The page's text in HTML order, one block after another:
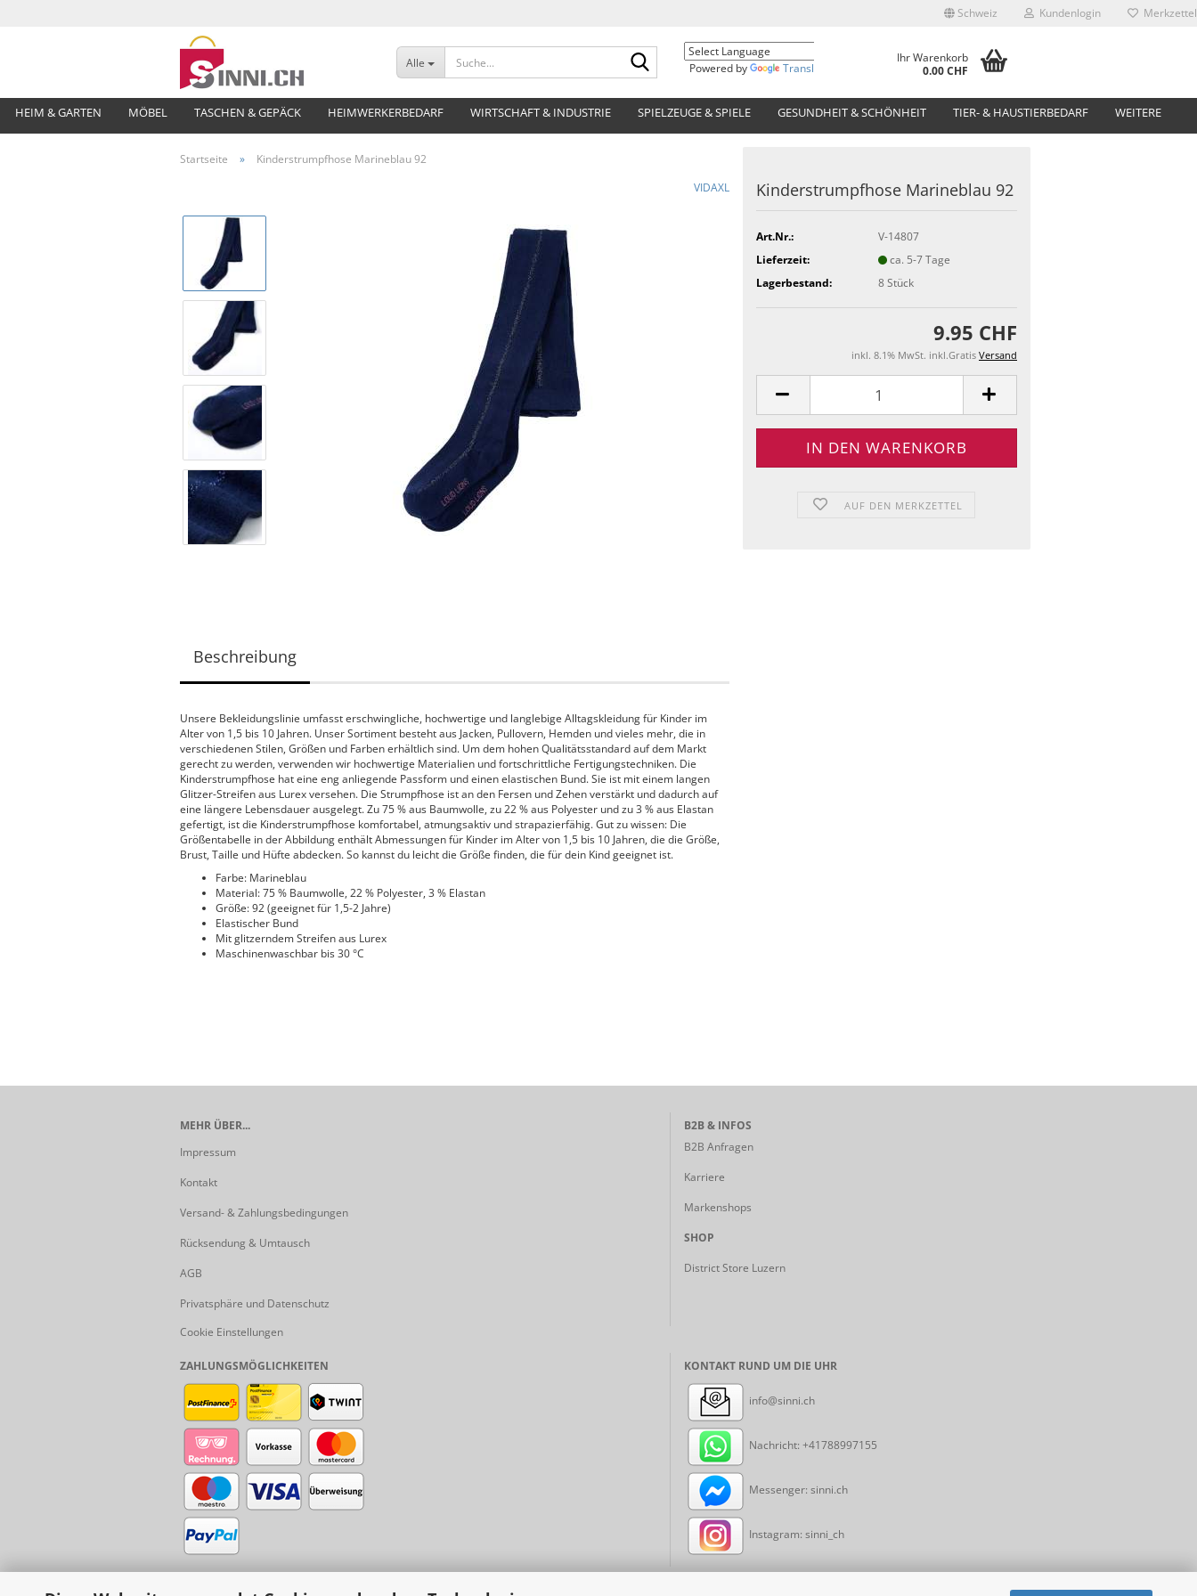
Schweiz Kundenlogin Merkzettel
Alle
Suche...
Powered by
Translate
Ihr Warenkorb
0.00 CHF
HEIM & GARTEN MÖBEL TASCHEN & GEPÄCK HEIMWERKERBEDARF WIRTSCHAFT & INDUSTRIE SPIELZEUGE & SPIELE GESUNDHEIT & SCHÖNHEIT TIER- & HAUSTIERBEDARF WEITERE
Startseite »
Kinderstrumpfhose Marineblau 92
VIDAXL
Kinderstrumpfhose Marineblau 92
Art.Nr.:
V-14807
Lieferzeit:
ca. 5-7 Tage
Lagerbestand:
8Stück
9.95 CHF
inkl. 8.1% MwSt. inkl.Gratis Versand
AUF DEN MERKZETTEL
Beschreibung
Unsere Bekleidungslinie umfasst erschwingliche, hochwertige und langlebige Alltagskleidung für Kinder im
Alter von 1,5 bis 10 Jahren. Unser Sortiment besteht aus Jacken, Pullovern, Hemden und vieles mehr, die in
verschiedenen Stilen, Größen und Farben erhältlich sind. Um dem hohen Qualitätsstandard auf dem Markt
gerecht zu werden, verwenden wir hochwertige Materialien und fortschrittliche Fertigungstechniken. Die
Kinderstrumpfhose hat eine eng anliegende Passform und einen elastischen Bund. Sie ist mit einem langen
Glitzer-Streifen aus Lurex versehen. Die Strumpfhose ist an den Fersen und Zehen verstärkt und dadurch auf
eine längere Lebensdauer ausgelegt. Zu 75 % aus Baumwolle, zu 22 % aus Polyester und zu 3 % aus Elastan
gefertigt, ist die Kinderstrumpfhose komfortabel, atmungsaktiv und strapazierfähig. Gut zu wissen: Die
Größentabelle in der Abbildung enthält Abmessungen für Kinder im Alter von 1,5 bis 10 Jahren, die die Größe,
Brust, Taille und Hüfte abdecken. So kannst du leicht die Größe finden, die für dein Kind geeignet ist.
Farbe: Marineblau
Material: 75 % Baumwolle, 22 % Polyester, 3 % Elastan
Größe: 92 (geeignet für 1,5-2 Jahre)
Elastischer Bund
Mit glitzerndem Streifen aus Lurex
Maschinenwaschbar bis 30 °C
MEHR ÜBER...
Impressum
Kontakt
Versand- & Zahlungsbedingungen
Rücksendung & Umtausch
AGB
Privatsphäre und Datenschutz
Cookie Einstellungen
B2B & INFOS
B2B Anfragen
Karriere
Markenshops
SHOP
District Store Luzern
ZAHLUNGSMÖGLICHKEITEN KONTAKT RUND UM DIE UHR
info@sinni.ch
Nachricht: +41788997155
Messenger: sinni.ch
Instagram: sinni_ch